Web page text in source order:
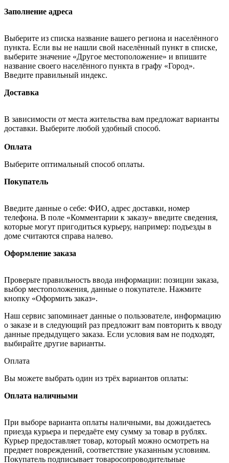
Заполнение адреса
Выберите из списка название вашего региона и населённого
пункта. Если вы не нашли свой населённый пункт в списке,
выберите значение «Другое местоположение» и впишите
название своего населённого пункта в графу «Город».
Введите правильный индекс.
Доставка
В зависимости от места жительства вам предложат варианты
доставки. Выберите любой удобный способ.
Оплата
Выберите оптимальный способ оплаты.
Покупатель
Введите данные о себе: ФИО, адрес доставки, номер
телефона. В поле «Комментарии к заказу» введите сведения,
которые могут пригодиться курьеру, например: подъезды в
доме считаются справа налево.
Оформление заказа
Проверьте правильность ввода информации: позиции заказа,
выбор местоположения, данные о покупателе. Нажмите
кнопку «Оформить заказ».
Наш сервис запоминает данные о пользователе, информацию
о заказе и в следующий раз предложит вам повторить к вводу
данные предыдущего заказа. Если условия вам не подходят,
выбирайте другие варианты.
Оплата
Вы можете выбрать один из трёх вариантов оплаты:
Оплата наличными
При выборе варианта оплаты наличными, вы дожидаетесь
приезда курьера и передаёте ему сумму за товар в рублях.
Курьер предоставляет товар, который можно осмотреть на
предмет повреждений, соответствие указанным условиям.
Покупатель подписывает товаросопроводительные